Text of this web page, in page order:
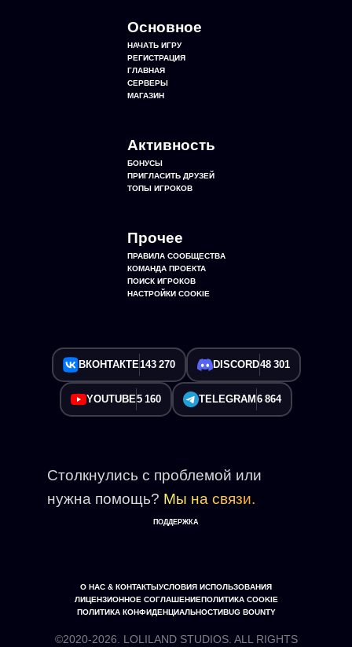
Основное
НАЧАТЬ ИГРУ
РЕГИСТРАЦИЯ
ГЛАВНАЯ
СЕРВЕРЫ
МАГАЗИН
Активность
БОНУСЫ
ПРИГЛАСИТЬ ДРУЗЕЙ
ТОПЫ ИГРОКОВ
Прочее
ПРАВИЛА СООБЩЕСТВА
КОМАНДА ПРОЕКТА
ПОИСК ИГРОКОВ
НАСТРОЙКИ COOKIE
ВКОНТАКТЕ143 270 DISCORD48 301
YOUTUBE5 160 TELEGRAM 6 864
Столкнулись с проблемой или
нужна помощь? Мы на связи.
ПОДДЕРЖКА
О НАС & КОНТАКТЫУСЛОВИЯ ИСПОЛЬЗОВАНИЯ
ЛИЦЕНЗИОННОЕ СОГЛАШЕНИЕПОЛИТИКА COOKIE
ПОЛИТИКА КОНФИДЕНЦИАЛЬНОСТИBUG BOUNTY
©2020-2026. LOLILAND STUDIOS. ALL RIGHTS